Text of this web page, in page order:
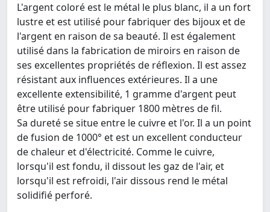
L'argent coloré est le métal le plus blanc, il a un fort
lustre et est utilisé pour fabriquer des bijoux et de
l'argent en raison de sa beauté. Il est également
utilisé dans la fabrication de miroirs en raison de
ses excellentes propriétés de réflexion. Il est assez
résistant aux influences extérieures. Il a une
excellente extensibilité, 1 gramme d'argent peut
être utilisé pour fabriquer 1800 mètres de fil.
Sa dureté se situe entre le cuivre et l'or. Il a un point
de fusion de 1000° et est un excellent conducteur
de chaleur et d'électricité. Comme le cuivre,
lorsqu'il est fondu, il dissout les gaz de l'air, et
lorsqu'il est refroidi, l'air dissous rend le métal
solidifié perforé.